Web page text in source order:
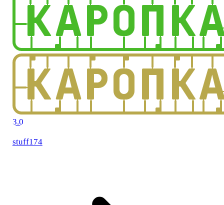
3.0
stuff174